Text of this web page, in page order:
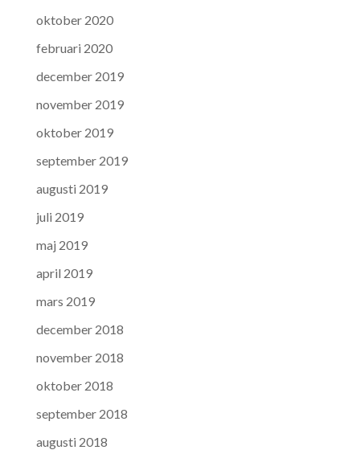
oktober 2020
februari 2020
december 2019
november 2019
oktober 2019
september 2019
augusti 2019
juli 2019
maj 2019
april 2019
mars 2019
december 2018
november 2018
oktober 2018
september 2018
augusti 2018